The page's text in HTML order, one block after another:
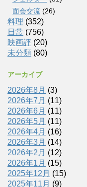
面会交流 (26)
料理 (352)
日常 (756)
映画評 (20)
未分類 (80)
アーカイブ
2026年8月 (3)
2026年7月 (11)
2026年6月 (11)
2026年5月 (11)
2026年4月 (16)
2026年3月 (14)
2026年2月 (12)
2026年1月 (15)
2025年12月 (15)
2025年11月 (9)